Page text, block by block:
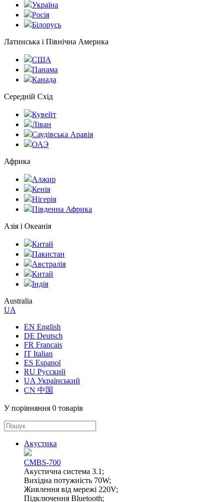
Україна
Росія
Білорусь
Латинська і Північна Америка
США
Панама
Канада
Середній Схід
Кувейт
Ліван
Саудівська Аравія
ОАЭ
Африка
Алжир
Кенія
Нігерія
Південна Африка
Азія і Океанія
Китай
Пакистан
Австралія
Китай
Індія
Australia
UA
EN English
DE Deutsch
FR Francais
IT Italian
ES Espanol
RU Русский
UA Український
CN 中国
У порівняння 0 товарів
Акустика
CMBS-700
Акустична система 3.1;
Вихідна потужність 70W;
Живлення від мережі 220V;
Підключення Bluetooth;